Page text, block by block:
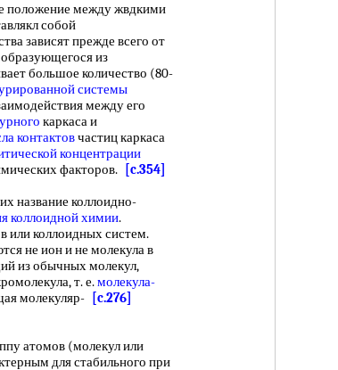
положение между жвдкими
собой
зависят прежде всего от
из
большое количество (80-
системы
между его
каркаса и
контактовчастиц каркаса
концентрации
факторов.
[c.354]
название коллоидно-
коллоидной химии.
или коллоидных систем.
не ион и не молекула в
из обычных молекул,
т. е.молекула-
молекуляр- [c.276]
атомов (молекул или
для стабильного при